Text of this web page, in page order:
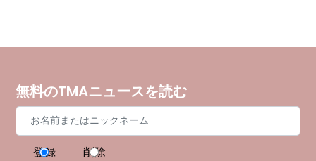
無料のTMAニュースを読む
登録 削除